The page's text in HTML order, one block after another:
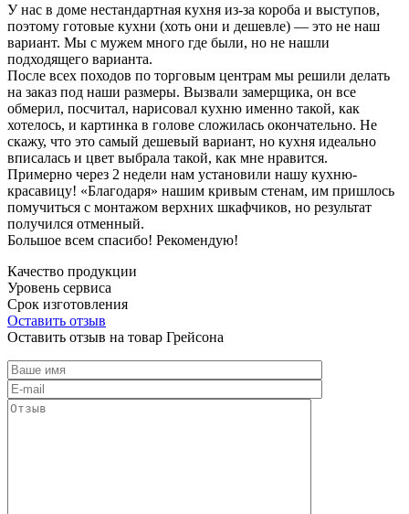
У нас в доме нестандартная кухня из-за короба и выступов,
поэтому готовые кухни (хоть они и дешевле) — это не наш
вариант. Мы с мужем много где были, но не нашли
подходящего варианта.
После всех походов по торговым центрам мы решили делать
на заказ под наши размеры. Вызвали замерщика, он все
обмерил, посчитал, нарисовал кухню именно такой, как
хотелось, и картинка в голове сложилась окончательно. Не
скажу, что это самый дешевый вариант, но кухня идеально
вписалась и цвет выбрала такой, как мне нравится.
Примерно через 2 недели нам установили нашу кухню-
красавицу! «Благодаря» нашим кривым стенам, им пришлось
помучиться с монтажом верхних шкафчиков, но результат
получился отменный.
Большое всем спасибо! Рекомендую!
Качество продукции
Уровень сервиса
Срок изготовления
Оставить отзыв
Оставить отзыв на товар Грейсона